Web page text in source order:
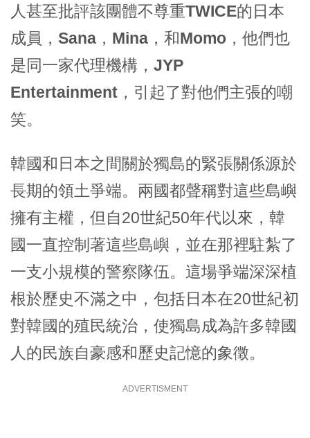
人甚至批評該團體不尊重TWICE的日本
成員， Sana，Mina， 和Momo ，他們也
是同一家代理機構， JYP
Entertainment ，引起了對他們主張的嘲
笑。
韓國和日本之間關於獨島的緊張關係源於
長期的領土爭端。兩國都聲稱對這些島嶼
擁有主權，但自20世紀50年代以來，韓
國一直控制著這些島嶼，並在那裡駐紮了
一支小規模的警察隊伍。這場爭端深深植
根於歷史不滿之中，包括日本在20世紀初
對韓國的殖民統治，使獨島成為許多韓國
人的民族自豪感和歷史記憶的象徵。
ADVERTISMENT